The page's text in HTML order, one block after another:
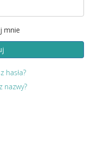
mnie
hasła?
nazwy?